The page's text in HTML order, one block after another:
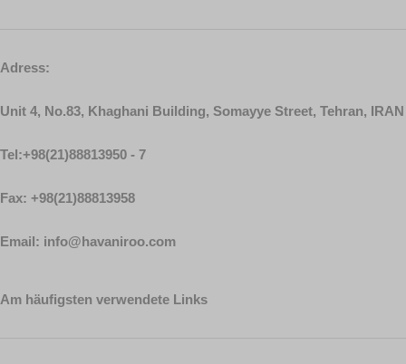
Adress:
Unit 4, No.83, Khaghani Building, Somayye Street, Tehran, IRAN
Tel:+98(21)88813950 - 7
Fax: +98(21)88813958
Email: info@havaniroo.com
Am häufigsten verwendete Links